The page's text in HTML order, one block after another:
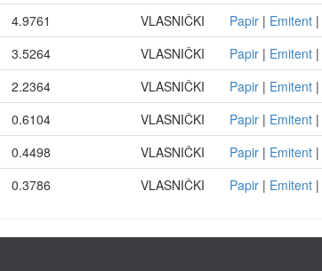
4.9761 VLASNIČKI Papir | Emitent |
3.5264 VLASNIČKI Papir | Emitent |
2.2364 VLASNIČKI Papir | Emitent |
0.6104 VLASNIČKI Papir | Emitent |
0.4498 VLASNIČKI Papir | Emitent |
0.3786 VLASNIČKI Papir | Emitent |